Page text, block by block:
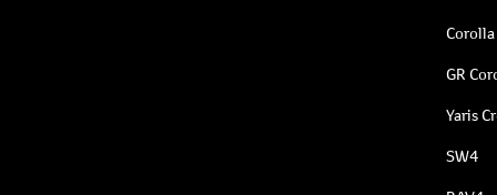
Corolla
GR
Yaris
SW4